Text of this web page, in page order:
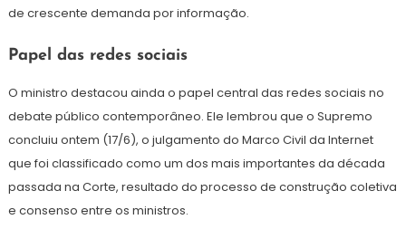
de crescente demanda por informação.
Papel das redes sociais
O ministro destacou ainda o papel central das redes sociais no
debate público contemporâneo. Ele lembrou que o Supremo
concluiu ontem (17/6), o julgamento do Marco Civil da Internet
que foi classificado como um dos mais importantes da década
passada na Corte, resultado do processo de construção coletiva
e consenso entre os ministros.